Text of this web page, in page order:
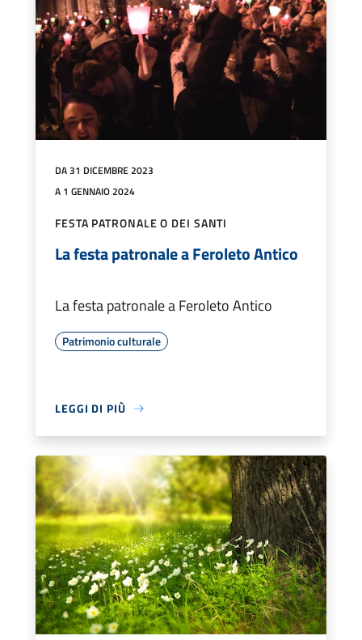
DA 31 DICEMBRE 2023
A 1 GENNAIO 2024
FESTA PATRONALE O DEI SANTI
La festa patronale a Feroleto Antico
La festa patronale a Feroleto Antico
Patrimonio culturale
LEGGI DI PIÙ